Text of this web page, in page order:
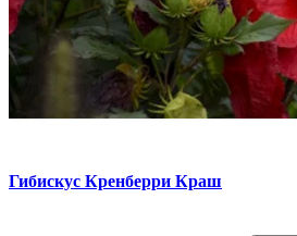
Гибискус Кренберри Краш